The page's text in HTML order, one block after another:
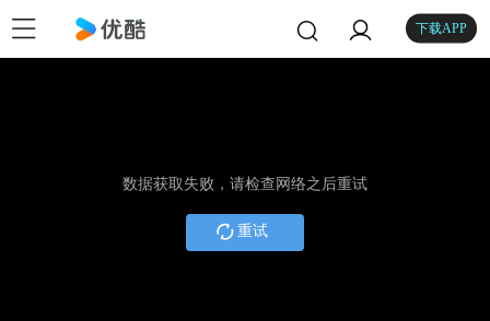
下载APP
数据获取失败，请检查网络之后重试
重试